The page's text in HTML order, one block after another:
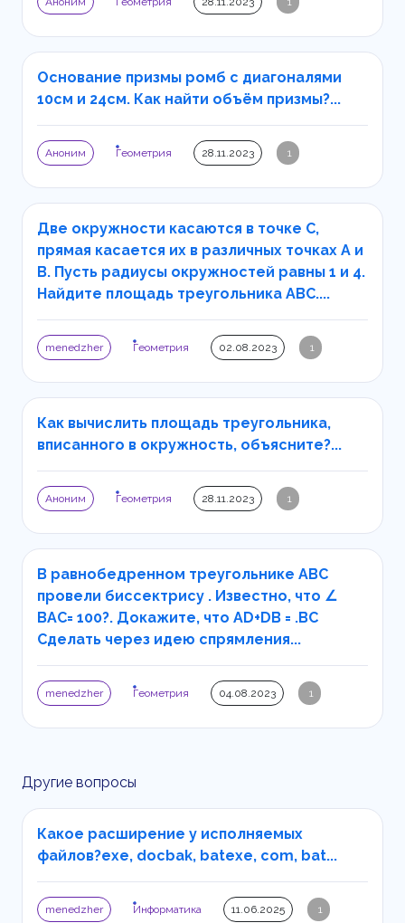
Основание призмы ромб с диагоналями
10см и 24см. Как найти объём призмы?...
Аноним Геометрия 28.11.2023 1
Две окружности касаются в точке С,
прямая касается их в различных точках А и
В. Пусть радиусы окружностей равны 1 и 4.
Найдите площадь треугольника АВС....
menedzher Геометрия 02.08.2023 1
Как вычислить площадь треугольника,
вписанного в окружность, объясните?...
Аноним Геометрия 28.11.2023 1
В равнобедренном треугольнике ABC
провели биссектрису . Известно, что ∠
BAC= 100?. Докажите, что AD+DB = .BC
Сделать через идею спрямления...
menedzher Геометрия 04.08.2023 1
Другие вопросы
Какое расширение у исполняемых
файлов?exe, doсbak, batexe, com, bat...
menedzher Информатика 11.06.2025 1